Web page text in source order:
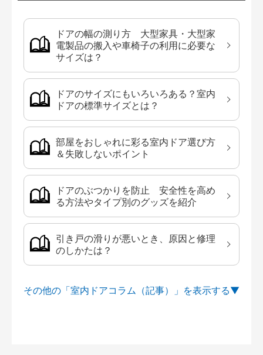
ドアの幅の測り方 大型家具・大型家
電製品の搬入や車椅子の利用に必要な
サイズは？
ドアのサイズにもいろいろある？室内
ドアの標準サイズとは？
部屋をおしゃれに彩る室内ドア選び方
＆失敗しないポイント
ドアのぶつかりを防止 安全性を高め
る方法やタイプ別のグッズを紹介
引き戸の滑りが悪いとき、原因と修理
のしかたは？
その他の「室内ドアコラム（記事）」を